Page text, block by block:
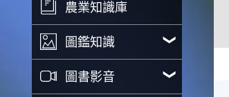
農業知識庫
圖鑑知識
圖書影音